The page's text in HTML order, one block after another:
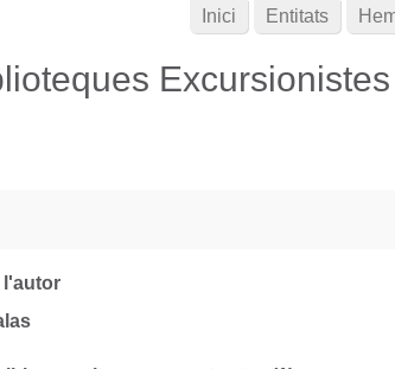
Excursionistes
l'autor
Inici Entitats